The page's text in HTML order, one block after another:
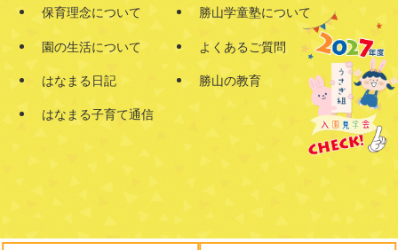
保育理念について
園の生活について
はなまる日記
はなまる子育て通信
勝山学童塾について
よくあるご質問
勝山の教育